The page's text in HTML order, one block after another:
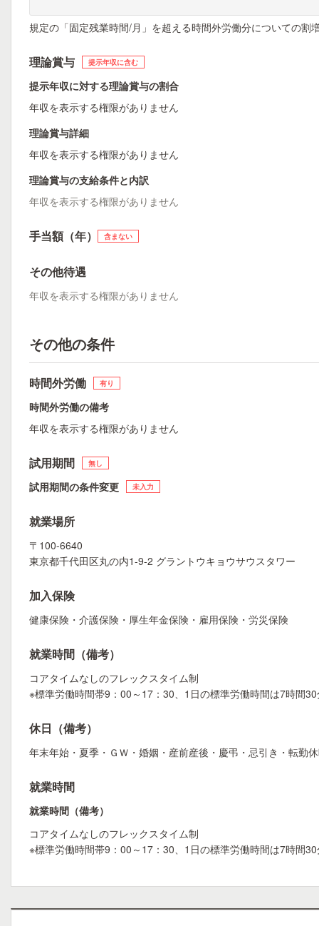
規定の「固定残業時間/月」を超える時間外労働分についての割
理論賞与 提示年収に含む
提示年収に対する理論賞与の割合
年収を表示する権限がありません
理論賞与詳細
年収を表示する権限がありません
理論賞与の支給条件と内訳
年収を表示する権限がありません
手当額（年） 含まない
その他待遇
年収を表示する権限がありません
その他の条件
時間外労働 有り
時間外労働の備考
年収を表示する権限がありません
試用期間 無し
試用期間の条件変更 未入力
就業場所
〒100-6640
東京都千代田区丸の内1-9-2 グラントウキョウサウスタワー
加入保険
健康保険・介護保険・厚生年金保険・雇用保険・労災保険
就業時間（備考）
コアタイムなしのフレックスタイム制
※標準労働時間帯9：00～17：30、1日の標準労働時間は7時間
休日（備考）
年末年始・夏季・ＧＷ・婚姻・産前産後・慶弔・忌引き・転勤
就業時間
就業時間（備考）
コアタイムなしのフレックスタイム制
※標準労働時間帯9：00～17：30、1日の標準労働時間は7時間